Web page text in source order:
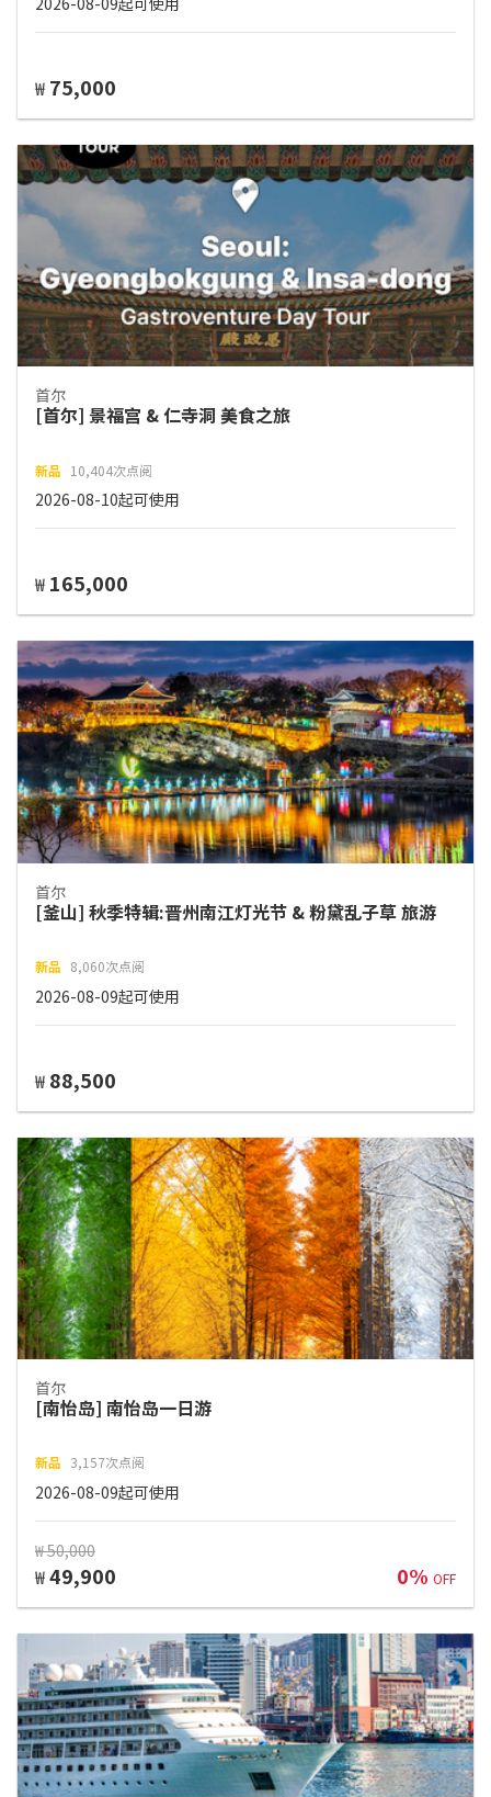
₩ 75,000
首尔
[首尔] 景福宫 & 仁寺洞 美食之旅
新品 10,404次点阅
2026-08-10起可使用
₩ 165,000
首尔
[釜山] 秋季特辑:晋州南江灯光节 & 粉黛乱子草 旅游
新品 8,060次点阅
2026-08-09起可使用
₩ 88,500
首尔
[南怡岛] 南怡岛一日游
新品 3,157次点阅
2026-08-09起可使用
₩ 50,000
₩49,900 0% OFF